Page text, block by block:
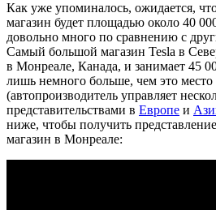
Как уже упоминалось, ожидается,
магазин будет площадью около 40
довольно много по сравнению с
Самый большой магазин Tesla в
в Монреале, Канада, и занимает 45
лишь немного больше, чем это
(автопроизводитель управляет
представительствами в Европе и
ниже, чтобы получить
магазин в Монреале: